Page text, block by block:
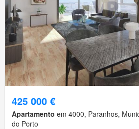
425 000 €
Apartamento em 4000, Paranhos,
do Porto